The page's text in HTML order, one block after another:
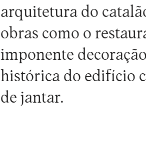
arquitetura do
obras como o
imponente
histórica do edifício
de jantar.